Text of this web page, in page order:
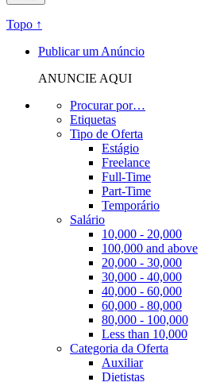
Topo ↑
Publicar um Anúncio
ANUNCIE AQUI
Procurar por…
Etiquetas
Tipo de Oferta
Estágio
Freelance
Full-Time
Part-Time
Temporário
Salário
10,000 - 20,000
100,000 and above
20,000 - 30,000
30,000 - 40,000
40,000 - 60,000
60,000 - 80,000
80,000 - 100,000
Less than 10,000
Categoria da Oferta
Auxiliar
Dietistas